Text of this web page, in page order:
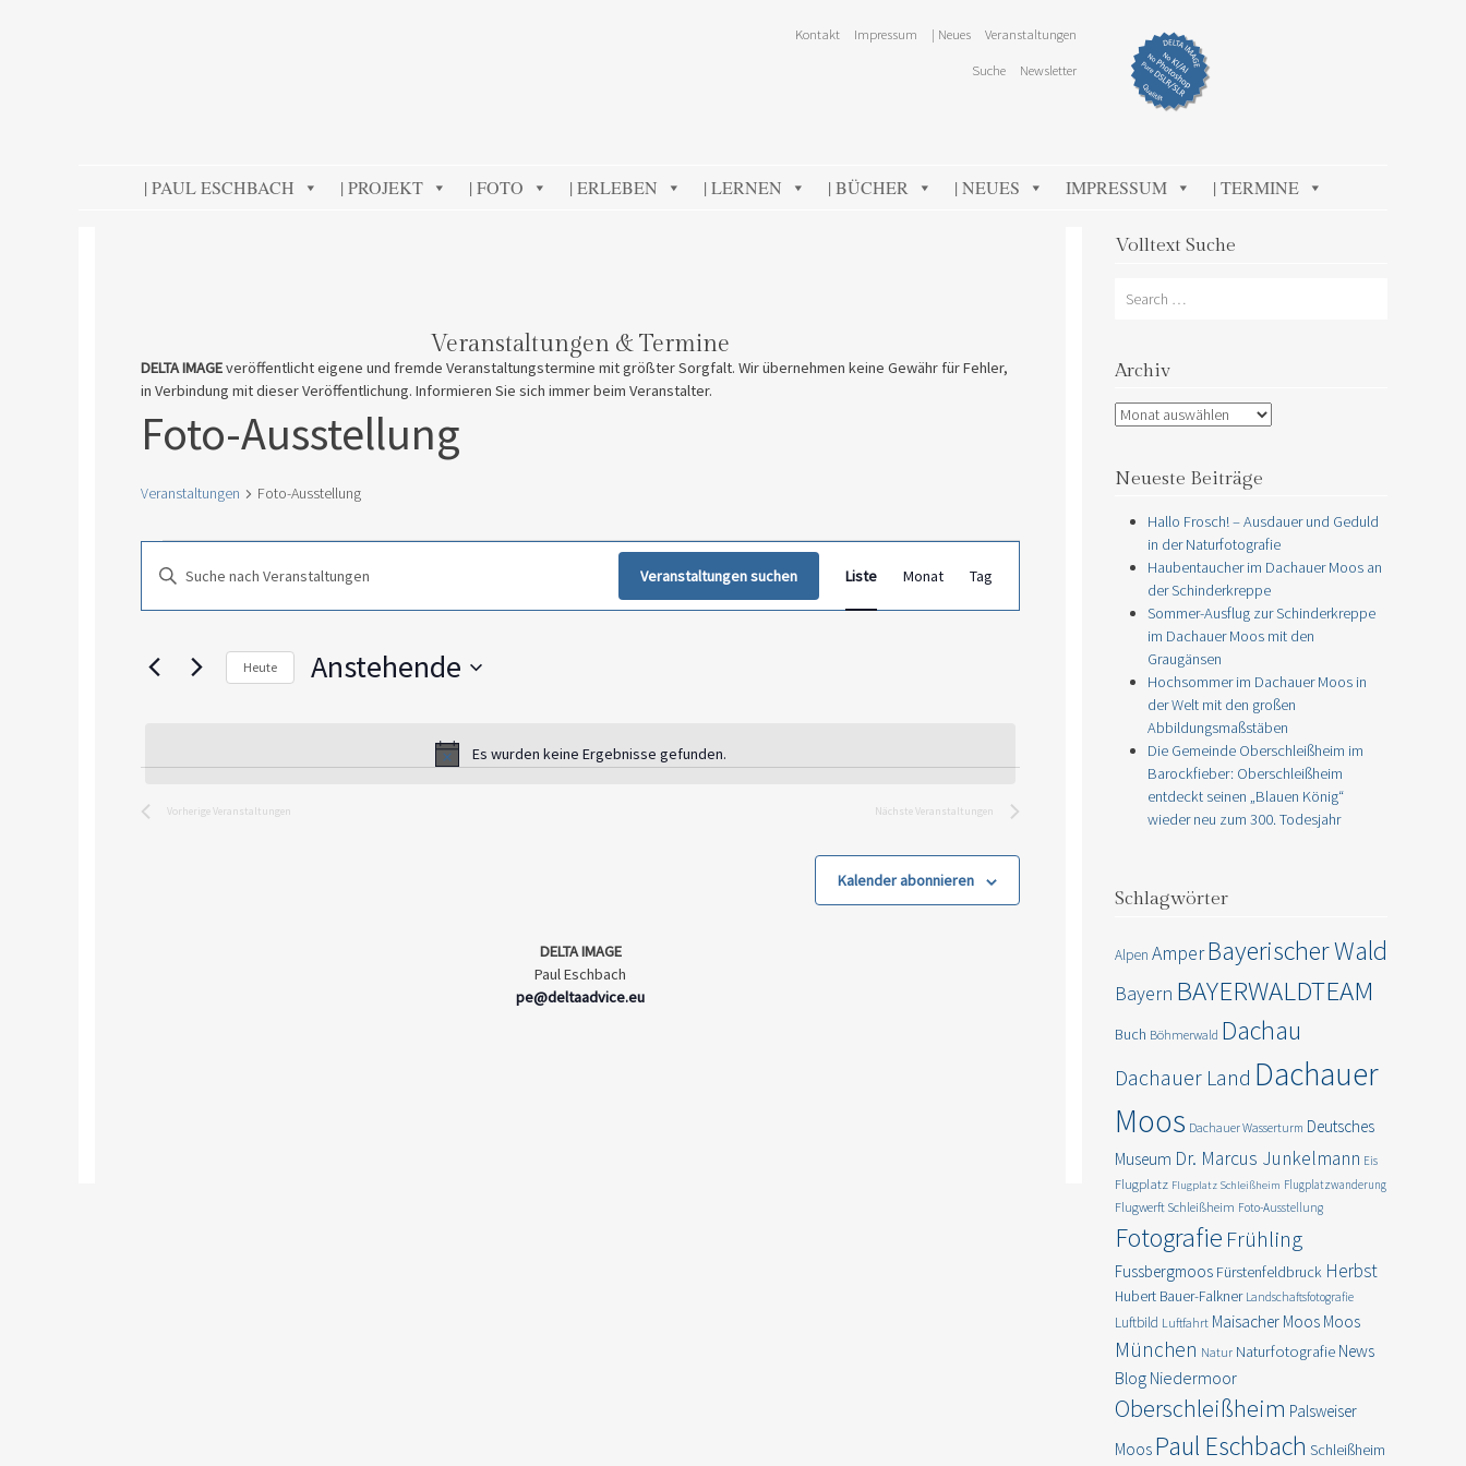
Kontakt Impressum | Neues Veranstaltungen
Suche Newsletter
SKIP TO CONTENT
| PAUL ESCHBACH | PROJEKT | FOTO | ERLEBEN | LERNEN | BÜCHER | NEUES IMPRESSUM | TERMINE
Veranstaltungen & Termine
DELTA IMAGEveröffentlicht eigene und fremde Veranstaltungstermine mit größter Sorgfalt. Wir übernehmen keine Gewähr für Fehler,
in Verbindung mit dieser Veröffentlichung. Informieren Sie sich immer beim Veranstalter.
Foto-Ausstellung
Veranstaltungen Foto-Ausstellung
Hinweis
Es wurden keine Ergebnisse gefunden.
Suche
und
Navigation
Bitte
Schlüsselwort
eingeben.
nach
Veranstaltungen suchen
Ansichten-
Liste Monat Tag
Heute Anstehende
VorherigeVeranstaltungen NächsteVeranstaltungen
Kalender abonnieren
DELTA IMAGE
Paul Eschbach
pe@deltaadvice.eu
Volltext Suche
Archiv
Archiv
Neueste Beiträge
Hallo Frosch! – Ausdauer und Geduld
in der Naturfotografie
Haubentaucher im Dachauer Moos an
der Schinderkreppe
Sommer-Ausflug zur Schinderkreppe
im Dachauer Moos mit den
Graugänsen
Hochsommer im Dachauer Moos in
der Welt mit den großen
Abbildungsmaßstäben
Die Gemeinde Oberschleißheim im
Barockfieber: Oberschleißheim
entdeckt seinen „Blauen König“
wieder neu zum 300. Todesjahr
Schlagwörter
Alpen AmperBayerischer Wald
Bayern BAYERWALDTEAM
Buch Böhmerwald Dachau
Dachauer Land Dachauer
Moos Dachauer Wasserturm Deutsches
Museum Dr. Marcus Junkelmann Eis
Flugplatz Flugplatz Schleißheim Flugplatzwanderung
Flugwerft Schleißheim Foto-Ausstellung
Fotografie Frühling
Fussbergmoos Fürstenfeldbruck Herbst
Hubert Bauer-Falkner Landschaftsfotografie
Luftbild Luftfahrt Maisacher Moos Moos
München Natur Naturfotografie News
Blog Niedermoor
Oberschleißheim Palsweiser
Moos Paul Eschbach Schleißheim